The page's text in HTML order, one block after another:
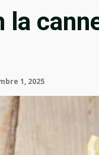
la
1, 2025